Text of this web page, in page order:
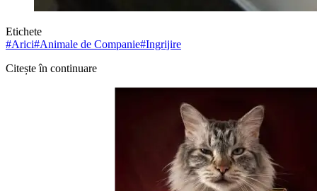
Etichete
#Arici#Animale de Companie#Ingrijire
Citește în continuare